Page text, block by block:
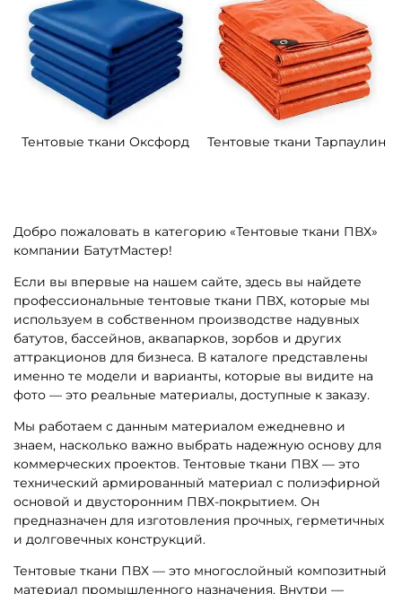
Тентовые ткани Оксфорд Тентовые ткани Тарпаулин
Добро пожаловать в категорию «Тентовые ткани ПВХ»
компании БатутМастер!
Если вы впервые на нашем сайте, здесь вы найдете
профессиональные тентовые ткани ПВХ, которые мы
используем в собственном производстве надувных
батутов, бассейнов, аквапарков, зорбов и других
аттракционов для бизнеса. В каталоге представлены
именно те модели и варианты, которые вы видите на
фото — это реальные материалы, доступные к заказу.
Мы работаем с данным материалом ежедневно и
знаем, насколько важно выбрать надежную основу для
коммерческих проектов. Тентовые ткани ПВХ — это
технический армированный материал с полиэфирной
основой и двусторонним ПВХ-покрытием. Он
предназначен для изготовления прочных, герметичных
и долговечных конструкций.
Тентовые ткани ПВХ — это многослойный композитный
материал промышленного назначения. Внутри —